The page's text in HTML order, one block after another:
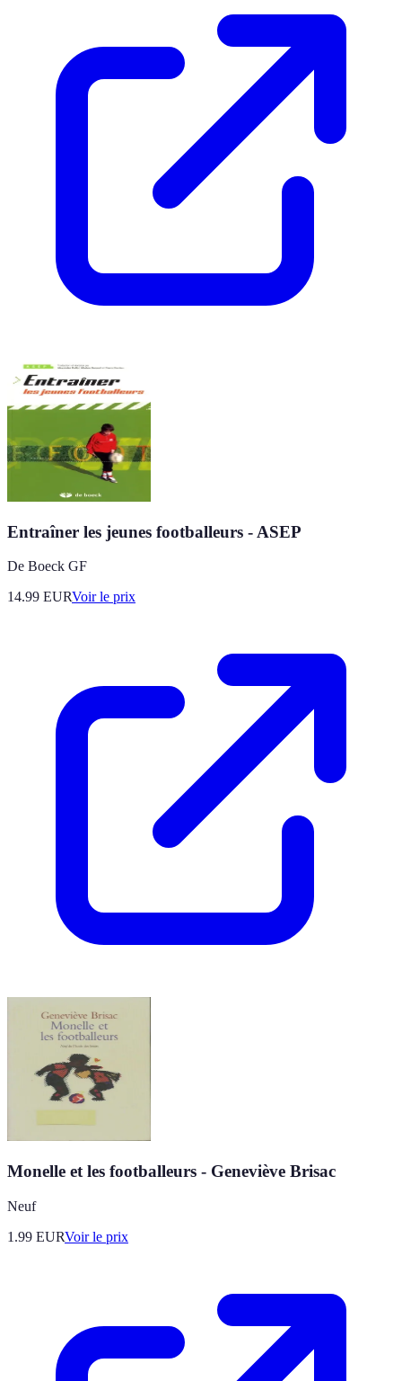
Entraîner les jeunes footballeurs - ASEP
De Boeck GF
14.99 EURVoir le prix
Monelle et les footballeurs - Geneviève Brisac
Neuf
1.99 EURVoir le prix